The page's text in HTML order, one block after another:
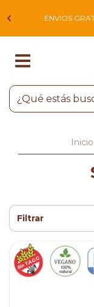
ENVIOS
Inicio
Filtrar